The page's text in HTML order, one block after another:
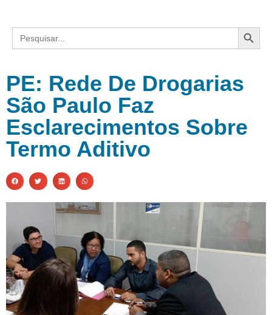
Search
for:
PE: Rede De Drogarias
São Paulo Faz
Esclarecimentos Sobre
Termo Aditivo